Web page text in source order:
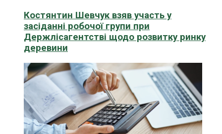
Костянтин Шевчук взяв участь у
засіданні робочої групи при
Держлісагентстві щодо розвитку ринку
деревини